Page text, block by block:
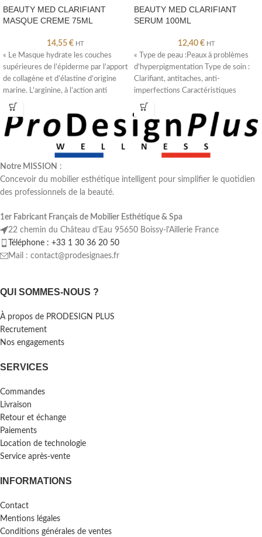
BEAUTY MED CLARIFIANT
MASQUE CREME 75ML
14,55 € HT
« Le Masque hydrate les couches
supérieures de l’épiderme par l’apport
de collagène et d’élastine d’origine
marine. L’arginine, à l’action anti
BEAUTY MED CLARIFIANT
SERUM 100ML
12,40 € HT
« Type de peau :Peaux à problèmes
d’hyperpigmentation Type de soin :
Clarifiant, antitaches, anti-
imperfections Caractéristiques
:Minimise l’apparence des problèmes
Notre MISSION :
Concevoir du mobilier esthétique intelligent pour simplifier le quotidien
des professionnels de la beauté.
1er Fabricant Français de Mobilier Esthétique & Spa
22 chemin du Château d'Eau 95650 Boissy-l'Aillerie France
Téléphone : +33 1 30 36 20 50
Mail : contact@prodesignaes.fr
QUI SOMMES-NOUS ?
À propos de PRODESIGN PLUS
Recrutement
Nos engagements
SERVICES
Commandes
Livraison
Retour et échange
Paiements
Location de technologie
Service après-vente
INFORMATIONS
Contact
Mentions légales
Conditions générales de ventes